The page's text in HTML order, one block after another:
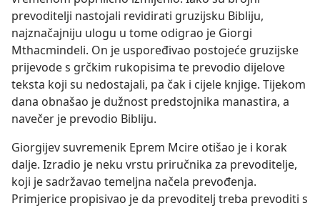
prevoditelji nastojali revidirati gruzijsku Bibliju,
najznačajniju ulogu u tome odigrao je Giorgi
Mthacmindeli. On je uspoređivao postojeće gruzijske
prijevode s grčkim rukopisima te prevodio dijelove
teksta koji su nedostajali, pa čak i cijele knjige. Tijekom
dana obnašao je dužnost predstojnika manastira, a
navečer je prevodio Bibliju.
Giorgijev suvremenik Eprem Mcire otišao je i korak
dalje. Izradio je neku vrstu priručnika za prevoditelje,
koji je sadržavao temeljna načela prevođenja.
Primjerice propisivao je da prevoditelj treba prevoditi s